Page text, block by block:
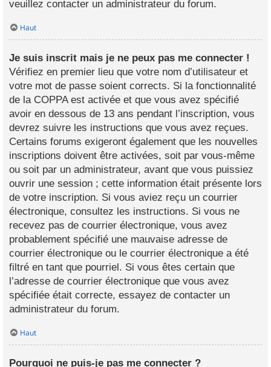
veuillez contacter un administrateur du forum.
Haut
Je suis inscrit mais je ne peux pas me connecter !
Vérifiez en premier lieu que votre nom d’utilisateur et
votre mot de passe soient corrects. Si la fonctionnalité
de la COPPA est activée et que vous avez spécifié
avoir en dessous de 13 ans pendant l’inscription, vous
devrez suivre les instructions que vous avez reçues.
Certains forums exigeront également que les nouvelles
inscriptions doivent être activées, soit par vous-même
ou soit par un administrateur, avant que vous puissiez
ouvrir une session ; cette information était présente lors
de votre inscription. Si vous aviez reçu un courrier
électronique, consultez les instructions. Si vous ne
recevez pas de courrier électronique, vous avez
probablement spécifié une mauvaise adresse de
courrier électronique ou le courrier électronique a été
filtré en tant que pourriel. Si vous êtes certain que
l’adresse de courrier électronique que vous avez
spécifiée était correcte, essayez de contacter un
administrateur du forum.
Haut
Pourquoi ne puis-je pas me connecter ?